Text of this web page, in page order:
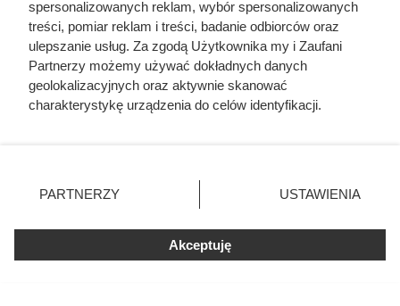
Traktowali ją jak zabawkę i przekazywali
z rąk do rąk. Niewiarygodne losy słynnej
skandalistki
Zrobili z żony cesarza „nierządnicę” i
przypisali jej 25 mężczyzn jednej nocy.
Czytaj także:
spersonalizowanych reklam, wybór spersonalizowanych
treści, pomiar reklam i treści, badanie odbiorców oraz
ulepszanie usług. Za zgodą Użytkownika my i Zaufani
Partnerzy możemy używać dokładnych danych
geolokalizacyjnych oraz aktywnie skanować
charakterystykę urządzenia do celów identyfikacji.
zmienić/wycofać klikając przycisk ustawień prywatności
znajdujący się w lewym dolnym rogu strony. Niektóre
użytkownika, ale masz prawo sprzeciwić się takiemu
przetwarzaniu. Preferencje będą miały zastosowania tylko
PARTNERZY USTAWIENIA
Akceptuję